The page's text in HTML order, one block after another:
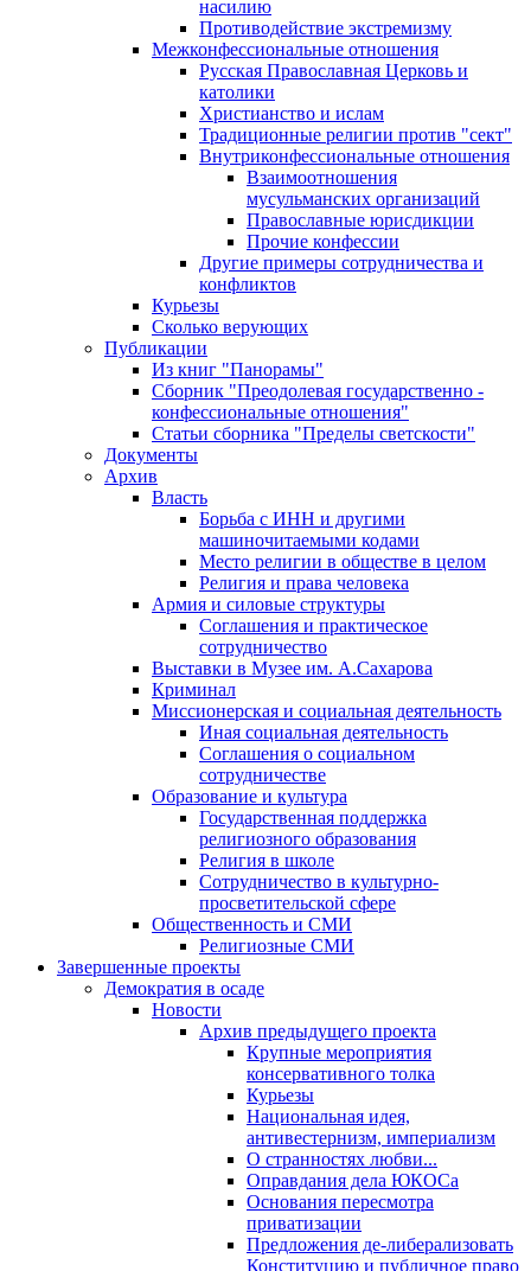
насилию
Противодействие экстремизму
Межконфессиональные отношения
Русская Православная Церковь и
католики
Христианство и ислам
Традиционные религии против "сект"
Внутриконфессиональные отношения
Взаимоотношения
мусульманских организаций
Православные юрисдикции
Прочие конфессии
Другие примеры сотрудничества и
конфликтов
Курьезы
Сколько верующих
Публикации
Из книг "Панорамы"
Сборник "Преодолевая государственно -
конфессиональные отношения"
Статьи сборника "Пределы светскости"
Документы
Архив
Власть
Борьба с ИНН и другими
машиночитаемыми кодами
Место религии в обществе в целом
Религия и права человека
Армия и силовые структуры
Соглашения и практическое
сотрудничество
Выставки в Музее им. А.Сахарова
Криминал
Миссионерская и социальная деятельность
Иная социальная деятельность
Соглашения о социальном
сотрудничестве
Образование и культура
Государственная поддержка
религиозного образования
Религия в школе
Сотрудничество в культурно-
просветительской сфере
Общественность и СМИ
Религиозные СМИ
Завершенные проекты
Демократия в осаде
Новости
Архив предыдущего проекта
Крупные мероприятия
консервативного толка
Курьезы
Национальная идея,
антивестернизм, империализм
О странностях любви...
Оправдания дела ЮКОСа
Основания пересмотра
приватизации
Предложения де-либерализовать
Конституцию и публичное право